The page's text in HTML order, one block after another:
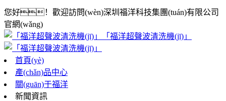
您好！歡迎訪問(wèn)深圳福洋科技集團(tuán)有限公司
官網(wǎng)
「福洋超聲波清洗機(jī)」
首頁(yè)
產(chǎn)品中心
關(guān)于福洋
新聞資訊